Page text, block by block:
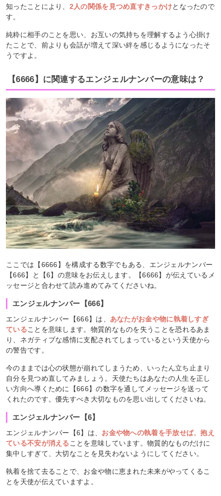
知ったことにより、 2人の関係を見つめ直すきっかけとなったので
す。
純粋に相手のことを思い、お互いの気持ちを理解するよう心掛け
たことで、前よりも会話が増えて深い絆を感じるようになったそ
うですよ。
【6666】に関連するエンジェルナンバーの意味は？
ここでは【6666】を構成する数字でもある、エンジェルナンバー
【666】と【6】の意味をお伝えします。【6666】が伝えているメ
ッセージと合わせて読み進めてみてくださいね。
エンジェルナンバー【666】
エンジェルナンバー【666】は、 あなたがお金や物に執着しすぎ
ていることを意味します。物質的なものを失うことを恐れるあま
り、ネガティブな感情に支配されてしまっているという天使から
の警告です。
今のままでは心の状態が崩れてしまうため、いったん立ち止まり
自分を見つめ直してみましょう。天使たちはあなたの人生を正し
い方向へ導くために【666】の数字を通してメッセージを送って
くれたのです。優先すべき大切なものを思い出してくださいね。
エンジェルナンバー【6】
エンジェルナンバー【6】は、 お金や物への執着を手放せば、抱え
ている不安が消える ことを意味しています。物質的なものだけに
集中しすぎて、大切なことを見失わないようにしてください。
執着を捨て去ることで、お金や物に恵まれた未来がやってくるこ
とを天使が伝えていますよ。